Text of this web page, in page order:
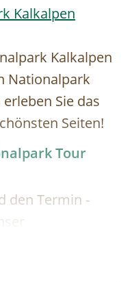
Kalkalpen
Kalkalpen
Nationalpark
Sie das
Seiten!
Tour
den Termin -